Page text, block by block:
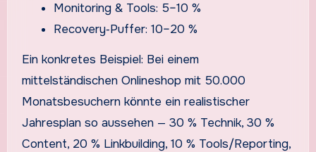
Monitoring & Tools: 5–10 %
Recovery‑Puffer: 10–20 %
Ein konkretes Beispiel: Bei einem
mittelständischen Onlineshop mit 50.000
Monatsbesuchern könnte ein realistischer
Jahresplan so aussehen — 30 % Technik, 30 %
Content, 20 % Linkbuilding, 10 % Tools/Reporting,